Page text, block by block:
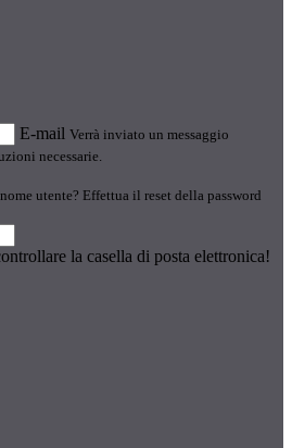
E-mail Verrà inviato un messaggio
necessarie.
utente? Effettua il reset della password
la casella di posta elettronica!